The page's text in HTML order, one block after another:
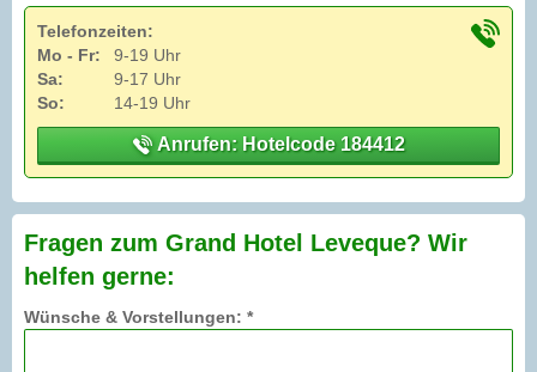
Telefonzeiten:
Mo - Fr:
9-19 Uhr
Sa:
9-17 Uhr
So:
14-19 Uhr
Anrufen: Hotelcode 184412
Fragen zum Grand Hotel Leveque? Wir
helfen gerne:
Wünsche & Vorstellungen: *